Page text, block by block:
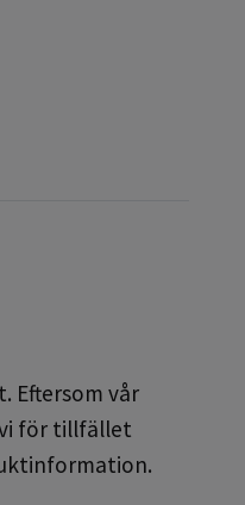
Eftersom vår
för tillfället